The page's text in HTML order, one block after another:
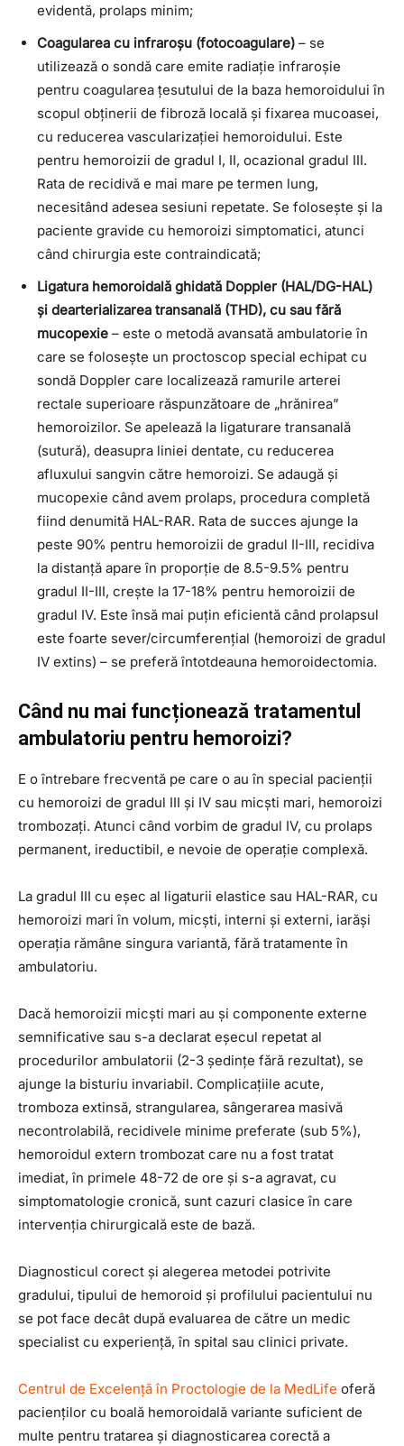
evidentă, prolaps minim;
Coagularea cu infraroșu (fotocoagulare) – se
utilizează o sondă care emite radiație infraroșie
pentru coagularea țesutului de la baza hemoroidului în
scopul obținerii de fibroză locală și fixarea mucoasei,
cu reducerea vascularizației hemoroidului. Este
pentru hemoroizii de gradul I, II, ocazional gradul III.
Rata de recidivă e mai mare pe termen lung,
necesitând adesea sesiuni repetate. Se folosește și la
paciente gravide cu hemoroizi simptomatici, atunci
când chirurgia este contraindicată;
Ligatura hemoroidală ghidată Doppler (HAL/DG-HAL)
și dearterializarea transanală (THD), cu sau fără
mucopexie – este o metodă avansată ambulatorie în
care se folosește un proctoscop special echipat cu
sondă Doppler care localizează ramurile arterei
rectale superioare răspunzătoare de „hrănirea”
hemoroizilor. Se apelează la ligaturare transanală
(sutură), deasupra liniei dentate, cu reducerea
afluxului sangvin către hemoroizi. Se adaugă și
mucopexie când avem prolaps, procedura completă
fiind denumită HAL-RAR. Rata de succes ajunge la
peste 90% pentru hemoroizii de gradul II-III, recidiva
la distanță apare în proporție de 8.5-9.5% pentru
gradul II-III, crește la 17-18% pentru hemoroizii de
gradul IV. Este însă mai puțin eficientă când prolapsul
este foarte sever/circumferențial (hemoroizi de gradul
IV extins) – se preferă întotdeauna hemoroidectomia.
Când nu mai funcționează tratamentul
ambulatoriu pentru hemoroizi?
E o întrebare frecventă pe care o au în special pacienții
cu hemoroizi de gradul III și IV sau micști mari, hemoroizi
trombozați. Atunci când vorbim de gradul IV, cu prolaps
permanent, ireductibil, e nevoie de operație complexă.
La gradul III cu eșec al ligaturii elastice sau HAL-RAR, cu
hemoroizi mari în volum, micști, interni și externi, iarăși
operația rămâne singura variantă, fără tratamente în
ambulatoriu.
Dacă hemoroizii micști mari au și componente externe
semnificative sau s-a declarat eșecul repetat al
procedurilor ambulatorii (2-3 ședințe fără rezultat), se
ajunge la bisturiu invariabil. Complicațiile acute,
tromboza extinsă, strangularea, sângerarea masivă
necontrolabilă, recidivele minime preferate (sub 5%),
hemoroidul extern trombozat care nu a fost tratat
imediat, în primele 48-72 de ore și s-a agravat, cu
simptomatologie cronică, sunt cazuri clasice în care
intervenția chirurgicală este de bază.
Diagnosticul corect și alegerea metodei potrivite
gradului, tipului de hemoroid și profilului pacientului nu
se pot face decât după evaluarea de către un medic
specialist cu experiență, în spital sau clinici private.
Centrul de Excelență în Proctologie de la MedLife oferă
pacienților cu boală hemoroidală variante suficient de
multe pentru tratarea și diagnosticarea corectă a